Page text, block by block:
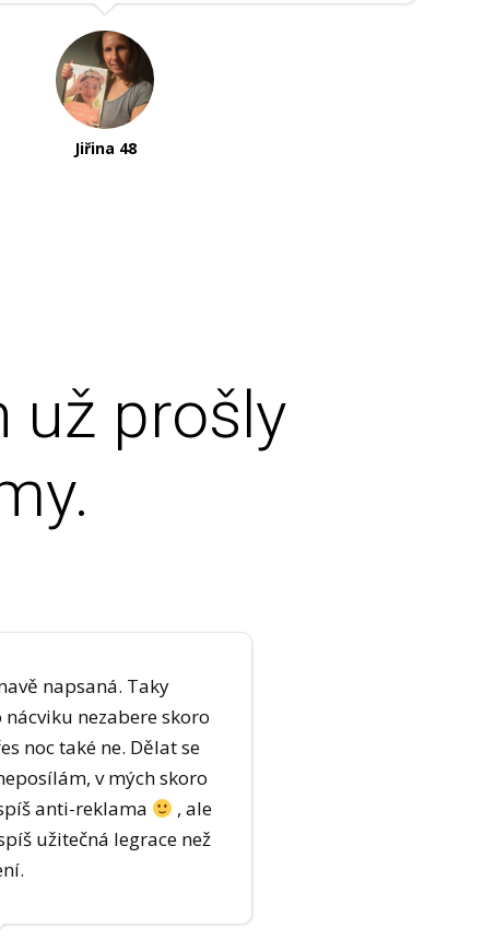
Jiřina 48
už prošly
napsaná. Taky
nezabere skoro
noc také ne. Dělat se
v mých skoro
anti-reklama
, ale
užitečná legrace než